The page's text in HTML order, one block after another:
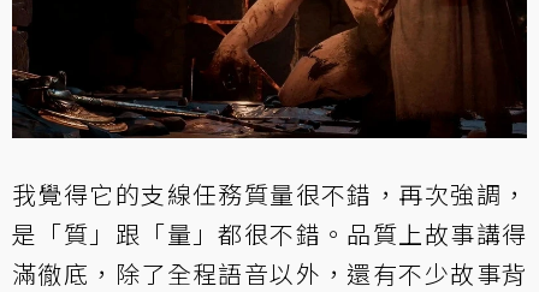
我覺得它的支線任務質量很不錯，再次強調，
是「質」跟「量」都很不錯。品質上故事講得
滿徹底，除了全程語音以外，還有不少故事背